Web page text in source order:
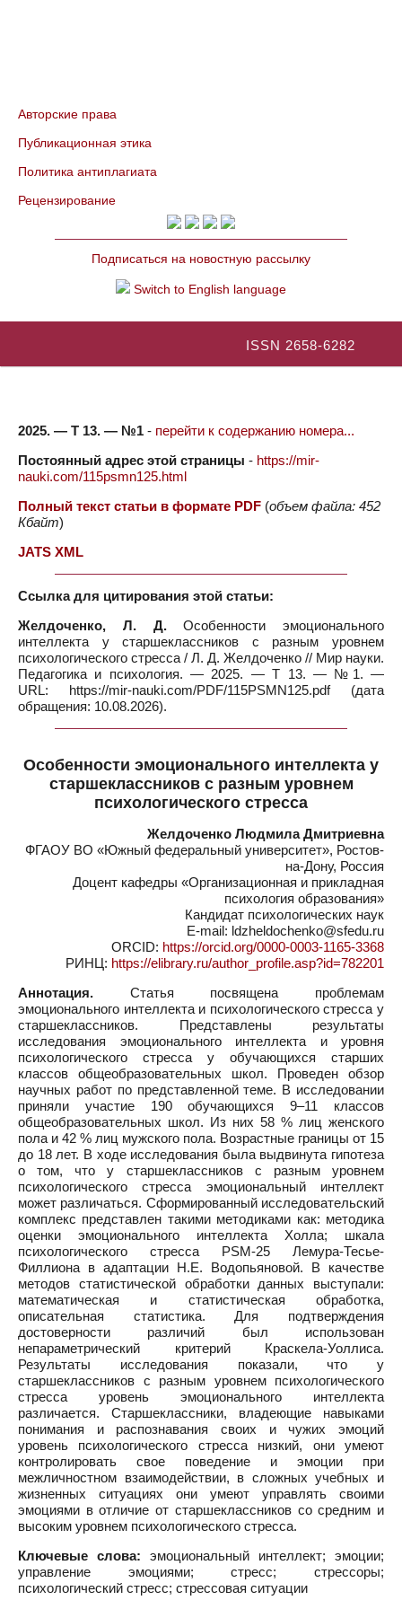
Авторские права
Публикационная этика
Политика антиплагиата
Рецензирование
Подписаться на новостную рассылку
Switch to English language
ISSN 2658-6282
2025. — Т 13. — №1 - перейти к содержанию номера...
Постоянный адрес этой страницы - https://mir-
nauki.com/115psmn125.html
Полный текст статьи в формате PDF (объем файла: 452
Кбайт)
JATS XML
Ссылка для цитирования этой статьи:
Желдоченко, Л. Д.Особенности эмоционального
интеллекта у старшеклассников с разным уровнем
психологического стресса / Л. Д. Желдоченко // Мир науки.
Педагогика и психология. — 2025. — Т 13. — №1. —
URL: https://mir-nauki.com/PDF/115PSMN125.pdf (дата
обращения: 10.08.2026).
Особенности эмоционального интеллекта у
старшеклассников с разным уровнем
психологического стресса
Желдоченко Людмила Дмитриевна
ФГАОУ ВО «Южный федеральный университет», Ростов-
на-Дону, Россия
Доцент кафедры «Организационная и прикладная
психология образования»
Кандидат психологических наук
E-mail: ldzheldochenko@sfedu.ru
ORCID: https://orcid.org/0000-0003-1165-3368
РИНЦ: https://elibrary.ru/author_profile.asp?id=782201
Аннотация. Статья посвящена проблемам
эмоционального интеллекта и психологического стресса у
старшеклассников. Представлены результаты
исследования эмоционального интеллекта и уровня
психологического стресса у обучающихся старших
классов общеобразовательных школ. Проведен обзор
научных работ по представленной теме. В исследовании
приняли участие 190 обучающихся 9–11 классов
общеобразовательных школ. Из них 58 % лиц женского
пола и 42 % лиц мужского пола. Возрастные границы от 15
до 18 лет. В ходе исследования была выдвинута гипотеза
о том, что у старшеклассников с разным уровнем
психологического стресса эмоциональный интеллект
может различаться. Сформированный исследовательский
комплекс представлен такими методиками как: методика
оценки эмоционального интеллекта Холла; шкала
психологического стресса PSM-25 Лемура-Тесье-
Филлиона в адаптации Н.Е. Водопьяновой. В качестве
методов статистической обработки данных выступали:
математическая и статистическая обработка,
описательная статистика. Для подтверждения
достоверности различий был использован
непараметрический критерий Краскела-Уоллиса.
Результаты исследования показали, что у
старшеклассников с разным уровнем психологического
стресса уровень эмоционального интеллекта
различается. Старшеклассники, владеющие навыками
понимания и распознавания своих и чужих эмоций
уровень психологического стресса низкий, они умеют
контролировать свое поведение и эмоции при
межличностном взаимодействии, в сложных учебных и
жизненных ситуациях они умеют управлять своими
эмоциями в отличие от старшеклассников со средним и
высоким уровнем психологического стресса.
Ключевые слова: эмоциональный интеллект; эмоции;
управление эмоциями; стресс; стрессоры;
психологический стресс; стрессовая ситуации